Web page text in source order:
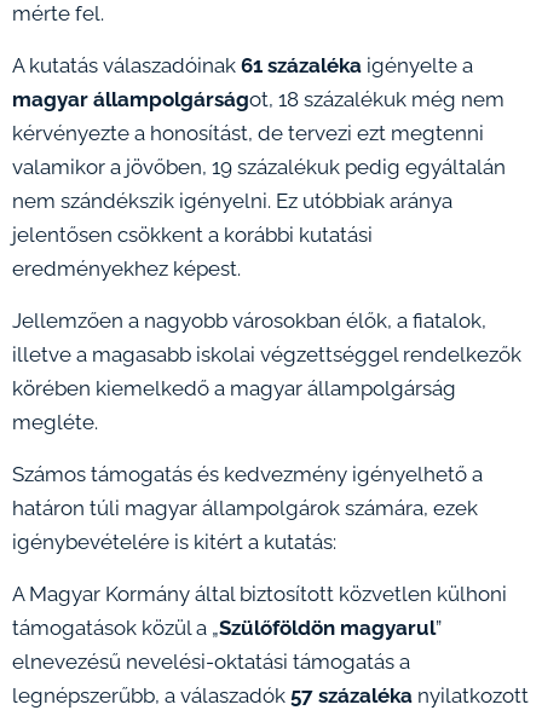
mérte fel.
A kutatás válaszadóinak 61 százaléka igényelte a
magyar állampolgárságot, 18 százalékuk még nem
kérvényezte a honosítást, de tervezi ezt megtenni
valamikor a jövőben, 19 százalékuk pedig egyáltalán
nem szándékszik igényelni. Ez utóbbiak aránya
jelentősen csökkent a korábbi kutatási
eredményekhez képest.
Jellemzően a nagyobb városokban élők, a fiatalok,
illetve a magasabb iskolai végzettséggel rendelkezők
körében kiemelkedő a magyar állampolgárság
megléte.
Számos támogatás és kedvezmény igényelhető a
határon túli magyar állampolgárok számára, ezek
igénybevételére is kitért a kutatás:
A Magyar Kormány által biztosított közvetlen külhoni
támogatások közül a „Szülőföldön magyarul”
elnevezésű nevelési-oktatási támogatás a
legnépszerűbb, a válaszadók 57 százaléka nyilatkozott